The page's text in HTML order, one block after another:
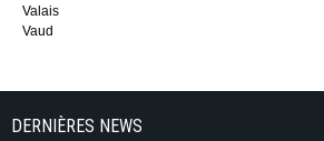
Valais
Vaud
DERNIÈRES NEWS